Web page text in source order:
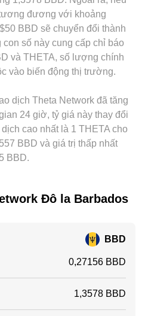
kiện pháp lý cũng đóng vai trò
đánh giá phân loại token,
chính sách khu vực đối với tài
sàng giao dịch THETA trên
cùng, động lực kỹ thuật
vĩnh cửu, đáo hạn quyền
giữa các kỳ hạn phái sinh có
lên các yếu tố cấu trúc kể
thay đổi mạnh cân bằng này
vận hành, nhiều nền tảng lấy
USDT hoặc THETA/USD rồi
nội bộ, vì vậy conversion rate
giá gốc lẫn chi phí/quy tắc
nhau. Nhiều nơi báo giá
USDT rồi chuyển đổi sang BBD;
discount so với USD), mức
truyền vào giá niêm yết
giữa các sàn giúp thu hẹp
nhưng không loại bỏ hoàn
trong giai đoạn biến động mạnh
không đồng đều.
đương với khoảng
BBD sẽ chuyển đổi thành
số này cung cấp chỉ báo
và THETA, số lượng chính
vào biến động thị trường.
dịch Theta Network đã tăng
24 giờ, tỷ giá này thay đổi
cao nhất là 1 THETA cho
BBD và giá trị thấp nhất
BBD.
Đô la Barbados
BBD
0,27156 BBD
1,3578 BBD